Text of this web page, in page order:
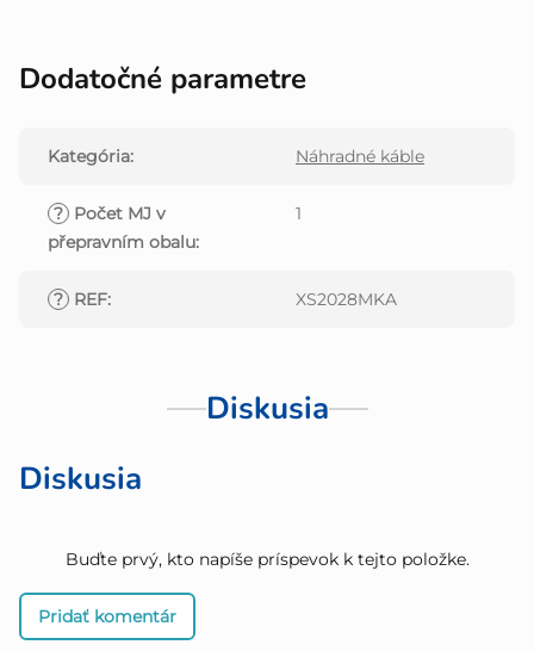
Dodatočné parametre
Kategória: Náhradné káble
? Počet MJ v
přepravním obalu:
1
? REF: XS2028MKA
Diskusia
Diskusia
Buďte prvý, kto napíše príspevok k tejto položke.
Pridať komentár